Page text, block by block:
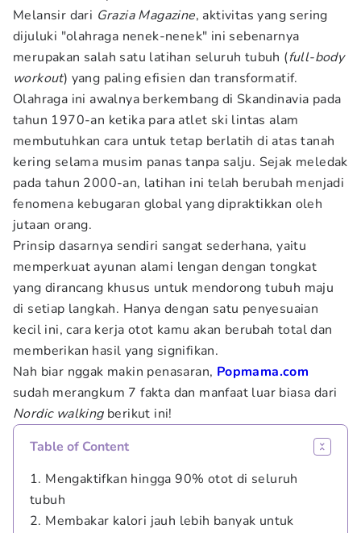
Melansir dari Grazia Magazine, aktivitas yang sering
dijuluki "olahraga nenek-nenek" ini sebenarnya
merupakan salah satu latihan seluruh tubuh (full-body
workout) yang paling efisien dan transformatif.
Olahraga ini awalnya berkembang di Skandinavia pada
tahun 1970-an ketika para atlet ski lintas alam
membutuhkan cara untuk tetap berlatih di atas tanah
kering selama musim panas tanpa salju. Sejak meledak
pada tahun 2000-an, latihan ini telah berubah menjadi
fenomena kebugaran global yang dipraktikkan oleh
jutaan orang.
Prinsip dasarnya sendiri sangat sederhana, yaitu
memperkuat ayunan alami lengan dengan tongkat
yang dirancang khusus untuk mendorong tubuh maju
di setiap langkah. Hanya dengan satu penyesuaian
kecil ini, cara kerja otot kamu akan berubah total dan
memberikan hasil yang signifikan.
Nah biar nggak makin penasaran, Popmama.com
sudah merangkum 7 fakta dan manfaat luar biasa dari
Nordic walkingberikut ini!
Table of Content
1. Mengaktifkan hingga 90% otot di seluruh
tubuh
2. Membakar kalori jauh lebih banyak untuk